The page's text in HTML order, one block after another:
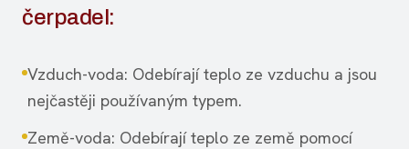
čerpadel:
Vzduch-voda: Odebírají teplo ze vzduchu a jsou
nejčastěji používaným typem.
Země-voda: Odebírají teplo ze země pomocí